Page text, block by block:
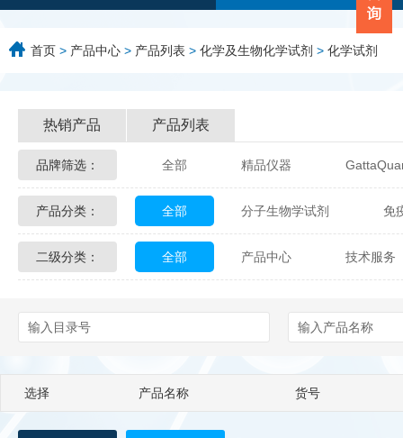
首页 > 产品中心 > 产品列表 > 化学及生物化学试剂 > 化学试剂
热销产品 产品列表
品牌筛选： 全部 精品仪器
Glycon Biochem Sterlitech
Echelon Biosciences Verichem
Biotez Berlin Diametra
产品分类： 全部 分子生物学试剂 免
化学及生物化学试剂 材料学试剂
二级分类： 全部 产品中心 技术服务
选择 产品名称 货号